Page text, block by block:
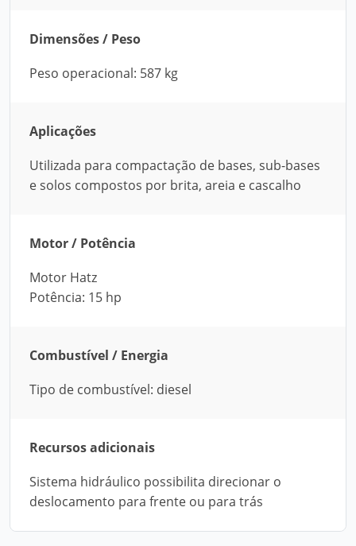
Dimensões / Peso
Peso operacional: 587 kg
Aplicações
Utilizada para compactação de bases, sub-bases
e solos compostos por brita, areia e cascalho
Motor / Potência
Motor Hatz
Potência: 15 hp
Combustível / Energia
Tipo de combustível: diesel
Recursos adicionais
Sistema hidráulico possibilita direcionar o
deslocamento para frente ou para trás